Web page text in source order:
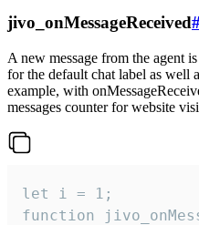
jivo_onMessageReceived
A new message from the agent
for the default chat label as well
example, with
messages counter for website
let i = 1;
function